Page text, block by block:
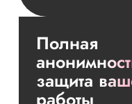
Полная
защита